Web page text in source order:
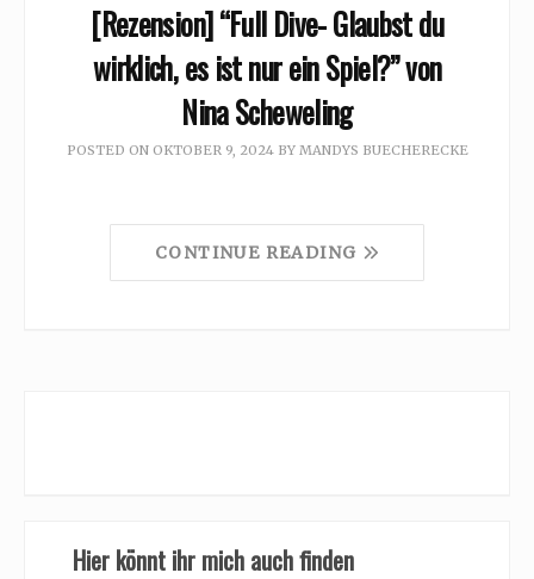
[Rezension] “Full Dive- Glaubst du
wirklich, es ist nur ein Spiel?” von
Nina Scheweling
POSTED ON OKTOBER 9, 2024BY MANDYS BUECHERECKE
CONTINUE READING
Hier könnt ihr mich auch finden